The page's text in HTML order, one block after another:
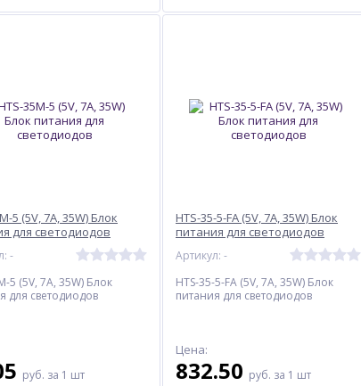
5 (5V, 7A, 35W) Блок
для светодиодов
-
5 (5V, 7A, 35W) Блок
для светодиодов
руб. за 1 шт
HTS-35-5-FA (5V, 7A, 35W) Блок
питания для светодиодов
Артикул: -
HTS-35-5-FA (5V, 7A, 35W) Блок
питания для светодиодов
Цена:
832.50 руб. за 1 шт